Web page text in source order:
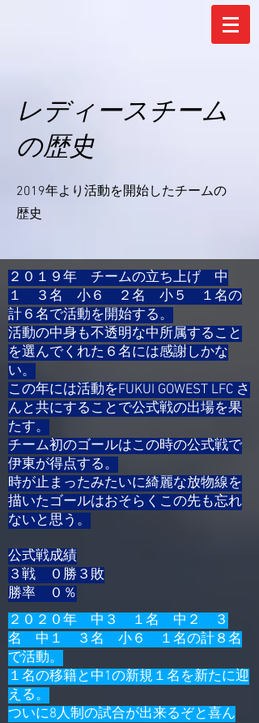
​レディースチーム
の歴史
2019年より活動を開始したチームの
歴史
２０１９年 チームの立ち上げ 中
１ ３名 小６ ２名 小５​ １名の
計６名で活動を開始する。
活動の中身も不透明な中所属すること
を選んでくれた６名には感謝しかな
い。
この年には活動をFUKUI GOWEST LFC さ
んと共にすることで公式戦の出場を果
たす。
​チーム初のゴールはこの時の公式戦で
伊東が得点する。
時が止まったみたいに綺麗な放物線を
描いたゴールはおそらくこの先も忘れ
ないと思う。
公式戦成績
３戦 ０勝３敗
​勝率 ０％
２０２０年 中３ １名 中２ ３
名 中１ ３名 小６​ １名の計８名
で活動。
１名の移籍と中1の新規１名を新たに迎
える。
​ついに8人制の試合が出来るぞと喜ん